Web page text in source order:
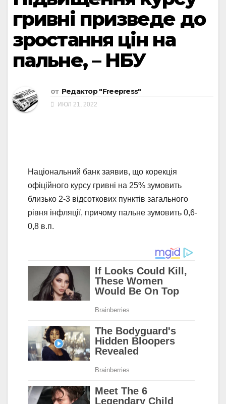
гривні призведе до
зростання цін на
пальне, – НБУ
от Редактор "Freepress"
ИЮЛ 21, 2022
Національний банк заявив, що корекція
офіційного курсу гривні на 25% зумовить
близько 2-3 відсоткових пунктів загального
рівня інфляції, причому пальне зумовить 0,6-
0,8 в.п.